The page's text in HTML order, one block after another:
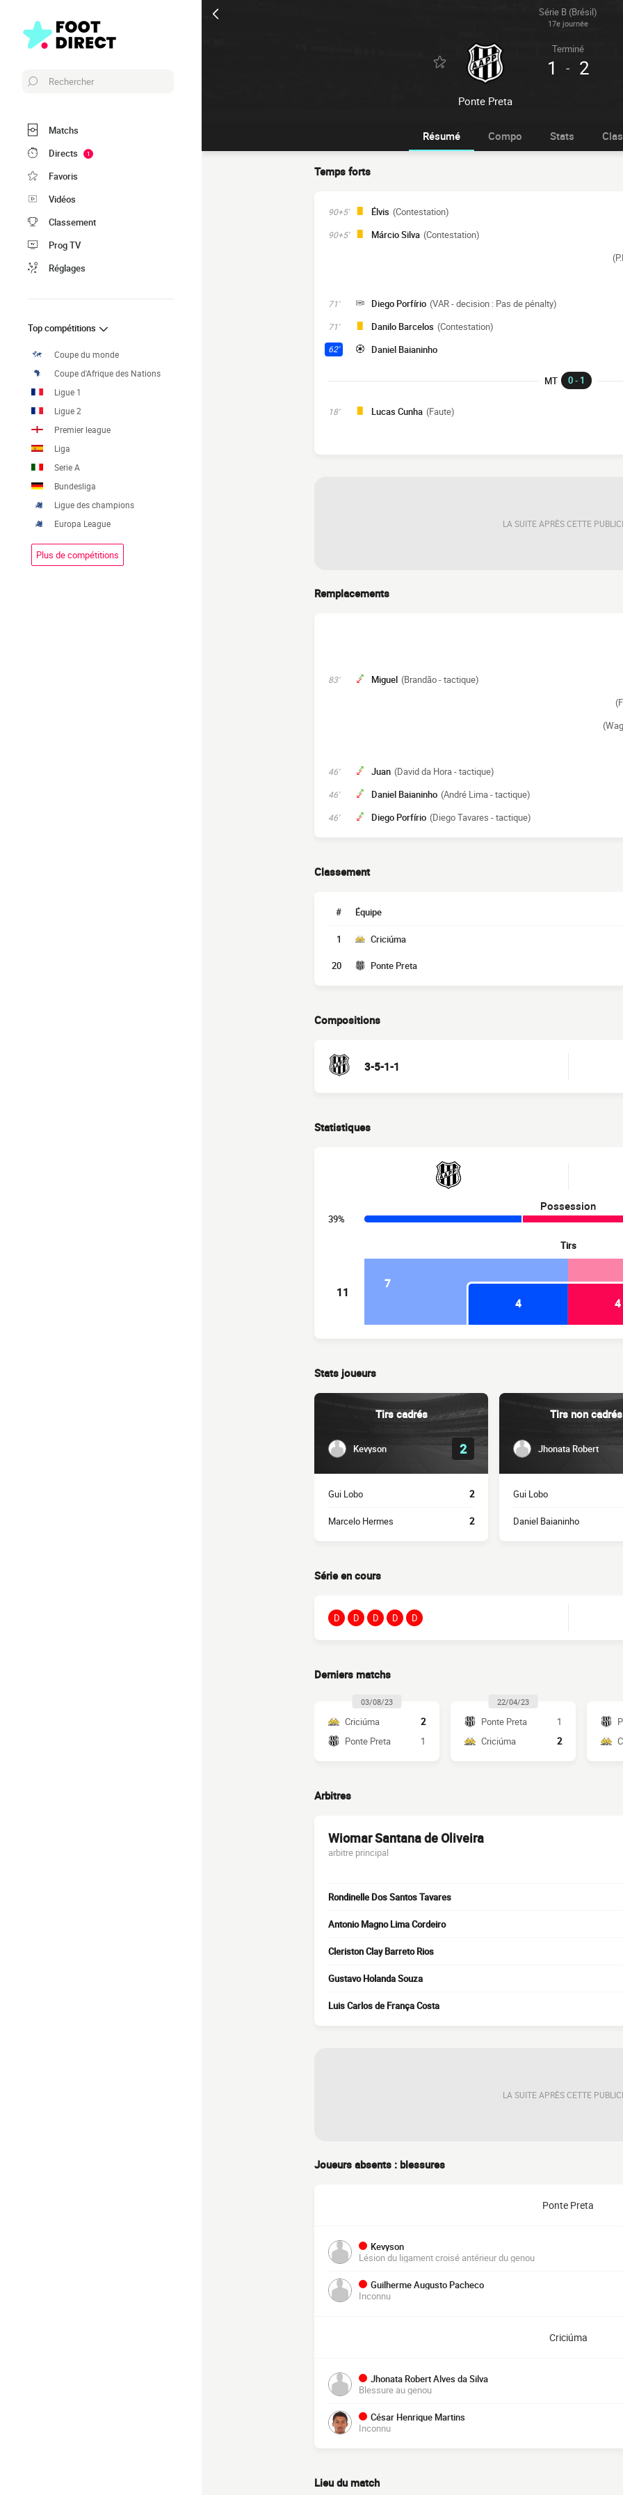
Série B (Brésil)
17e journée
Ponte Preta
Terminé
1 - 2
Rechercher
Matchs
Directs
1
Favoris
Vidéos
Classement
Prog TV
Réglages
Top compétitions
Coupe du monde
Coupe d'Afrique des Nations
Ligue 1
Ligue 2
Premier league
Liga
Serie A
Bundesliga
Ligue des champions
Europa League
Plus de compétitions
Résumé Compo Stats
Temps forts
90+5' Élvis (Contestation)
90+5' Márcio Silva (Contestation)
71' Diego Porfírio (VAR - decision : Pas de pénalty)
71' Danilo Barcelos (Contestation)
62' Daniel Baianinho
MT 0 - 1
18' Lucas Cunha (Faute)
LA SUITE APRÈS CETTE
Remplacements
83' Miguel (Brandão - tactique)
46' Juan (David da Hora - tactique)
46' Daniel Baianinho (André Lima - tactique)
46' Diego Porfírio (Diego Tavares - tactique)
Classement
# Équipe
1 Criciúma
20 Ponte Preta
Compositions
3-5-1-1
Statistiques
Possession
39%
Tirs
11
7
4
4
Stats joueurs
Tirs cadrés
Kevyson 2
Gui Lobo 2
Marcelo Hermes 2
Tirs non cadrés
Jhonata Robert
Gui Lobo
Daniel Baianinho
Série en cours
D D D D D
Derniers matchs
03/08/23
Criciúma
2
Ponte Preta
1
22/04/23
Ponte Preta
1
Criciúma
2
Arbitres
Wiomar Santana de Oliveira
arbitre principal
Rondinelle Dos Santos Tavares
Antonio Magno Lima Cordeiro
Cleriston Clay Barreto Rios
Gustavo Holanda Souza
Luis Carlos de França Costa
LA SUITE APRÈS CETTE
Joueurs absents : blessures
Ponte Preta
Kevyson
Lésion du ligament croisé antérieur du genou
Guilherme Augusto Pacheco
Inconnu
Criciúma
Jhonata Robert Alves da Silva
Blessure au genou
César Henrique Martins
Inconnu
Lieu du match